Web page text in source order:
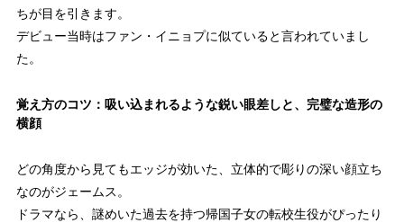
ちが目を引きます。
デビュー当時はファン・イニョプに似ていると言われていまし
た。
覚え方のコツ：吸い込まれるような鋭い眼差しと、完璧な造形の
横顔
どの角度から見てもエッジが効いた、立体的で彫りの深い顔立ち
なのがジェームス。
ドラマなら、謎めいた過去を持つ帰国子女の転校生役がぴったり